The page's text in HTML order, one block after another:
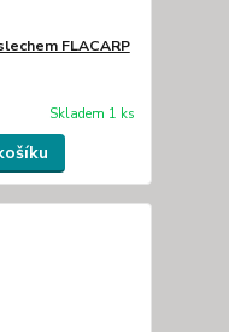
FLACARP
Skladem 1 ks